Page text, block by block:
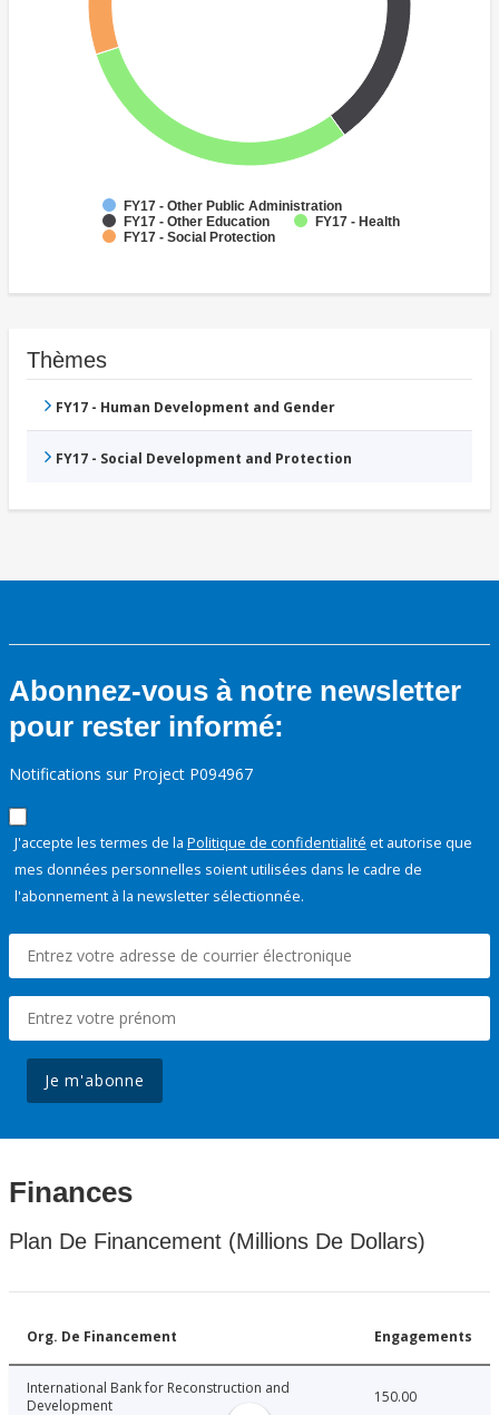
FY17 - Other Public Administration
FY17 - Other Education
FY17 - Health
FY17 - Social Protection
Thèmes
FY17 - Human Development and Gender
FY17 - Social Development and Protection
Abonnez-vous à notre newsletter
pour rester informé:
Notifications sur Project P094967
J'accepte les termes de la Politique de confidentialité et autorise que
mes données personnelles soient utilisées dans le cadre de
l'abonnement à la newsletter sélectionnée.
Je m'abonne
Finances
Plan De Financement (Millions De Dollars)
Org. De Financement Engagements
International Bank for Reconstruction and
Development
150.00